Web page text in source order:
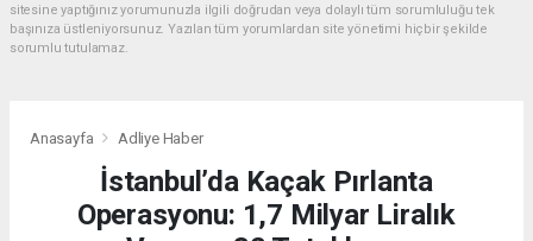
sitesine yaptığınız yorumunuzla ilgili doğrudan veya dolaylı tüm sorumluluğu tek
başınıza üstleniyorsunuz. Yazılan tüm yorumlardan site yönetimi hiçbir şekilde
sorumlu tutulamaz.
Anasayfa Adliye Haber
İstanbul’da Kaçak Pırlanta
Operasyonu: 1,7 Milyar Liralık